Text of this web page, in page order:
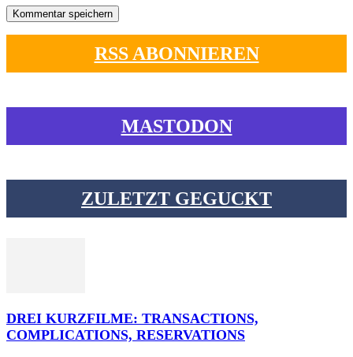
RSS ABONNIEREN
MASTODON
ZULETZT GEGUCKT
DREI KURZFILME: TRANSACTIONS,
COMPLICATIONS, RESERVATIONS